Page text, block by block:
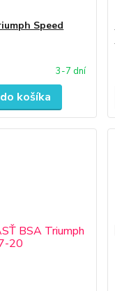
Speed
3-7 dní
košíka